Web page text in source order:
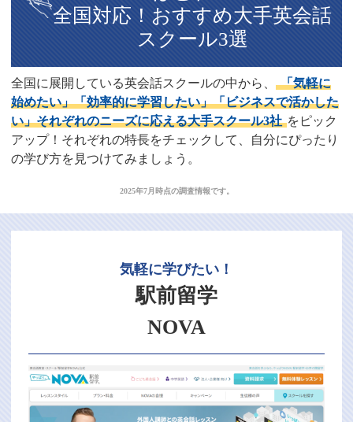
全国対応！おすすめ大手英会話
スクール3選
全国に展開している英会話スクールの中から、 「気軽に
始めたい」「効率的に学習したい」「ビジネスで活かした
い」それぞれのニーズに応える大手スクール3社 をピック
アップ！それぞれの特長をチェックして、自分にぴったり
の学び方を見つけてみましょう。
2025年7月時点の調査情報です。
気軽に学びたい！
駅前留学
NOVA